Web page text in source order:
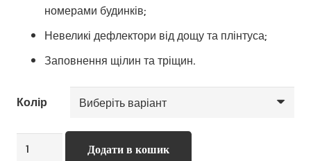
номерами будинків;
Невеликі дефлектори від дощу та плінтуса;
Заповнення щілин та тріщин.
Колір
Sikaflex-
Додати в кошик